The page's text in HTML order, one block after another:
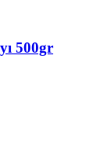
500gr